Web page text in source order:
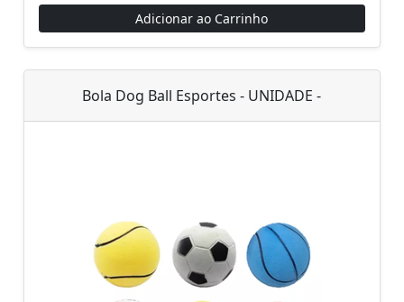
Adicionar ao Carrinho
Bola Dog Ball Esportes - UNIDADE -